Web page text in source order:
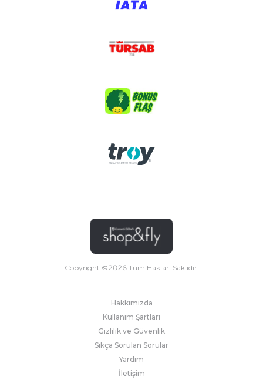
Copyright ©2026Tüm Hakları Saklıdır.
Hakkımızda
Kullanım Şartları
Gizlilik ve Güvenlik
Sıkça Sorulan Sorular
Yardım
İletişim